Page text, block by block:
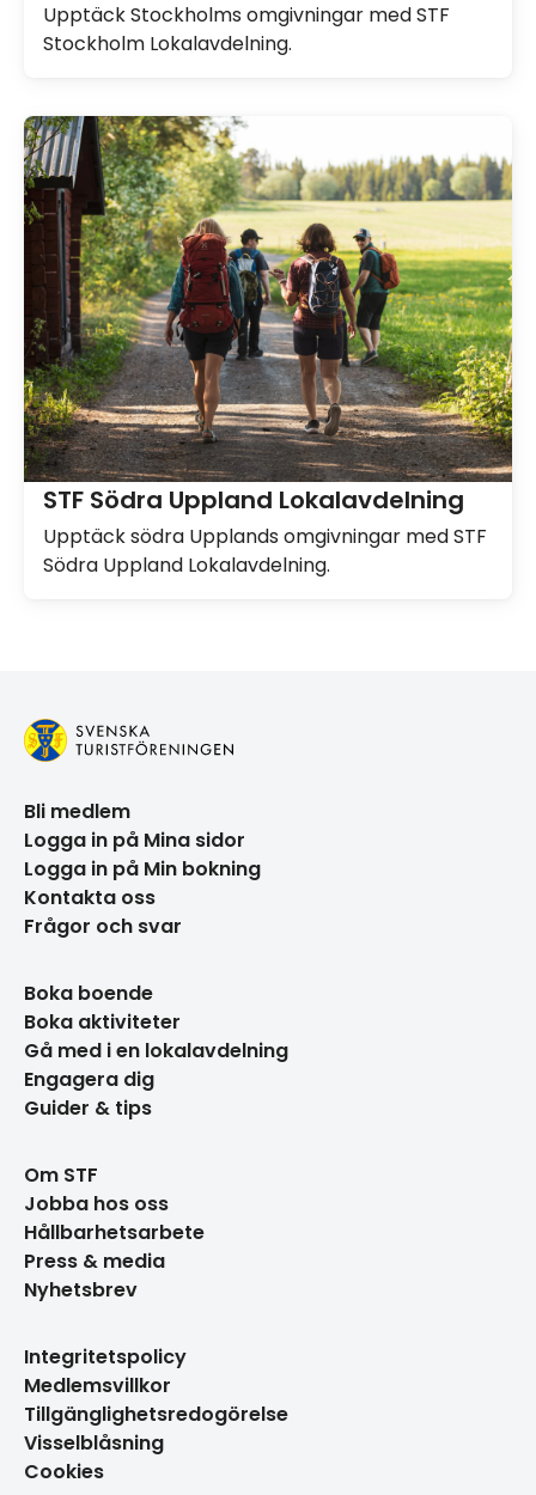
Upptäck Stockholms omgivningar med STF
Stockholm Lokalavdelning.
STF Södra Uppland Lokalavdelning
Upptäck södra Upplands omgivningar med STF
Södra Uppland Lokalavdelning.
Bli medlem
Logga in på Mina sidor
Logga in på Min bokning
Kontakta oss
Frågor och svar
Boka boende
Boka aktiviteter
Gå med i en lokalavdelning
Engagera dig
Guider & tips
Om STF
Jobba hos oss
Hållbarhetsarbete
Press & media
Nyhetsbrev
Integritetspolicy
Medlemsvillkor
Tillgänglighetsredogörelse
Visselblåsning
Cookies